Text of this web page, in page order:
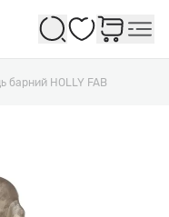
Обране
барний HOLLY FAB